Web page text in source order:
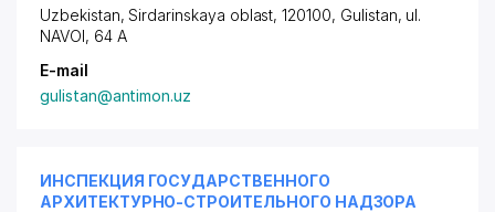
Uzbekistan, Sirdarinskaya oblast, 120100, Gulistan, ul.
NAVOI, 64 A
E-mail
gulistan@antimon.uz
ИНСПЕКЦИЯ ГОСУДАРСТВЕННОГО
АРХИТЕКТУРНО-СТРОИТЕЛЬНОГО НАДЗОРА